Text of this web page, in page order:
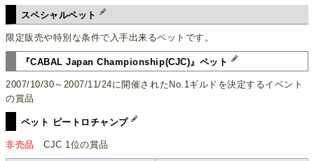
スペシャルペット
限定販売や特別な条件で入手出来るペットです。
『CABAL Japan Championship(CJC)』ペット
2007/10/30～2007/11/24に開催されたNo.1ギルドを決定するイベント
の賞品
ペット ピートロチャンプ
非売品 CJC 1位の賞品